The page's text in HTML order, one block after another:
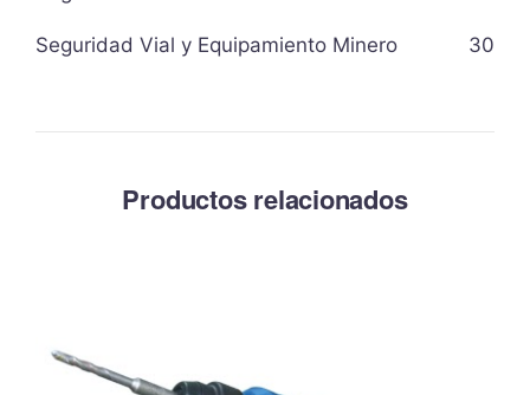
Seguridad Vial y Equipamiento Minero 30
Productos relacionados